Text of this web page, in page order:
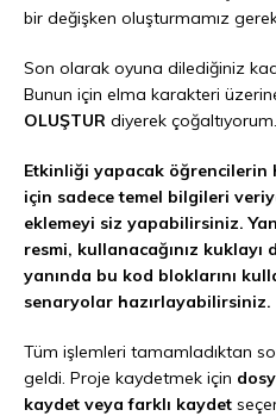
bir değişken oluşturmamız
Son olarak oyuna dilediğiniz
Bunun için elma karakteri
OLUŞTUR diyerek çoğaltıyorum.
Etkinliği yapacak öğrencilerin
için sadece temel bilgileri
eklemeyi siz yapabilirsiniz.
resmi, kullanacağınız
yanında bu kod bloklarını
senaryolar hazırlayabilirsiniz.
Tüm işlemleri tamamladıktan
geldi. Proje kaydetmek için
kaydet veya farklı kaydet